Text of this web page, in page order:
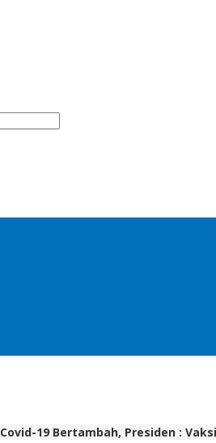
Covid-19 Bertambah, Presiden :